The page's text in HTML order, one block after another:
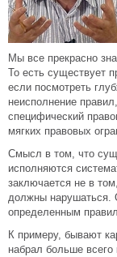
Мы все прекрасно
То есть существует
если посмотреть
неисполнение
специфический
мягких правовых
Смысл в том, что
исполняются
заключается не в
должны нарушаться.
определенным
К примеру, бывают
набрал больше всего